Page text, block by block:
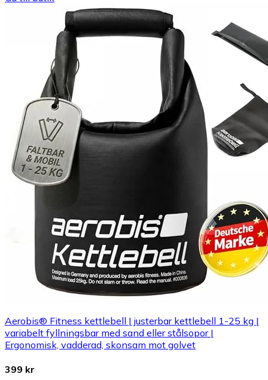
Aerobis® Fitness kettlebell | justerbar kettlebell 1-25 kg |
variabelt fyllningsbar med sand eller stålsopor |
Ergonomisk, vadderad, skonsam mot golvet
399 kr